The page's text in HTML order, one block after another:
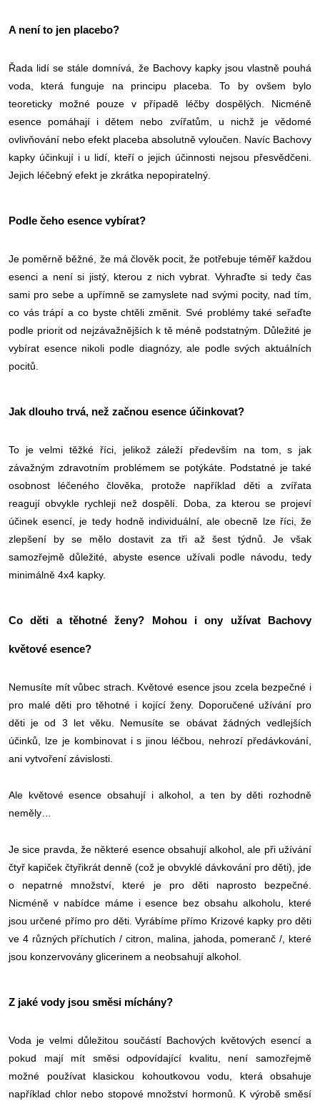
A není to jen placebo?
Řada lidí se stále domnívá, že Bachovy kapky jsou vlastně pouhá
voda, která funguje na principu placeba. To by ovšem bylo
teoreticky možné pouze v případě léčby dospělých. Nicméně
esence pomáhají i dětem nebo zvířatům, u nichž je vědomé
ovlivňování nebo efekt placeba absolutně vyloučen. Navíc Bachovy
kapky účinkují i u lidí, kteří o jejich účinnosti nejsou přesvědčeni.
Jejich léčebný efekt je zkrátka nepopiratelný.
Podle čeho esence vybírat?
Je poměrně běžné, že má člověk pocit, že potřebuje téměř každou
esenci a není si jistý, kterou z nich vybrat. Vyhraďte si tedy čas
sami pro sebe a upřímně se zamyslete nad svými pocity, nad tím,
co vás trápí a co byste chtěli změnit. Své problémy také seřaďte
podle priorit od nejzávažnějších k tě méně podstatným. Důležité je
vybírat esence nikoli podle diagnózy, ale podle svých aktuálních
pocitů.
Jak dlouho trvá, než začnou esence účinkovat?
To je velmi těžké říci, jelikož záleží především na tom, s jak
závažným zdravotním problémem se potýkáte. Podstatné je také
osobnost léčeného člověka, protože například děti a zvířata
reagují obvykle rychleji než dospělí. Doba, za kterou se projeví
účinek esencí, je tedy hodně individuální, ale obecně lze říci, že
zlepšení by se mělo dostavit za tři až šest týdnů. Je však
samozřejmě důležité, abyste esence užívali podle návodu, tedy
minimálně 4x4 kapky.
Co děti a těhotné ženy? Mohou i ony užívat Bachovy
květové esence?
Nemusíte mít vůbec strach. Květové esence jsou zcela bezpečné i
pro malé děti pro těhotné i kojící ženy. Doporučené užívání pro
děti je od 3 let věku. Nemusíte se obávat žádných vedlejších
účinků, lze je kombinovat i s jinou léčbou, nehrozí předávkování,
ani vytvoření závislosti.
Ale květové esence obsahují i alkohol, a ten by děti rozhodně
neměly…
Je sice pravda, že některé esence obsahují alkohol, ale při užívání
čtyř kapiček čtyřikrát denně (což je obvyklé dávkování pro děti), jde
o nepatrné množství, které je pro děti naprosto bezpečné.
Nicméně v nabídce máme i esence bez obsahu alkoholu, které
jsou určené přímo pro děti. Vyrábíme přímo Krizové kapky pro děti
ve 4 různých příchutích / citron, malina, jahoda, pomeranč /, které
jsou konzervovány glicerinem a neobsahují alkohol.
Z jaké vody jsou směsi míchány?
Voda je velmi důležitou součástí Bachových květových esencí a
pokud mají mít směsi odpovídající kvalitu, není samozřejmě
možné používat klasickou kohoutkovou vodu, která obsahuje
například chlor nebo stopové množství hormonů. K výrobě směsí